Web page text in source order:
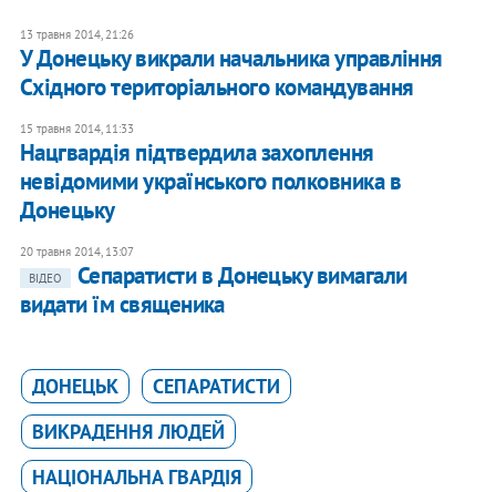
13 травня 2014, 21:26
У Донецьку викрали начальника управління
Східного територіального командування
15 травня 2014, 11:33
Нацгвардія підтвердила захоплення
невідомими українського полковника в
Донецьку
20 травня 2014, 13:07
ВІДЕО
Сепаратисти в Донецьку вимагали
видати їм священика
ДОНЕЦЬК
СЕПАРАТИСТИ
ВИКРАДЕННЯ ЛЮДЕЙ
НАЦІОНАЛЬНА ГВАРДІЯ